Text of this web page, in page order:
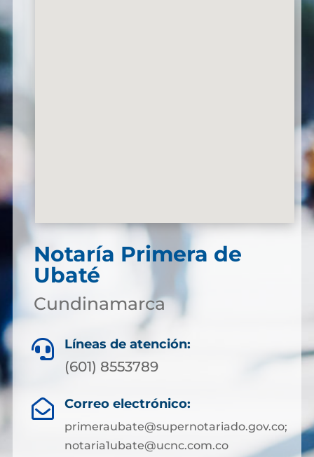
Notaría Primera de
Ubaté
Cundinamarca
 Líneas de atención:
(601) 8553789
 Correo electrónico:
primeraubate@supernotariado.gov.co;
notaria1ubate@ucnc.com.co